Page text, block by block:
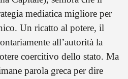
mediatica migliore per
Un ricatto al potere, il
all’autorità la
coercitivo dello stato. Ma
parola greca per dire